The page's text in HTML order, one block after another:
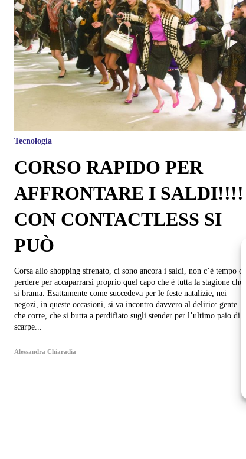
Tecnologia
CORSO RAPIDO PER
AFFRONTARE I SALDI!!!!
CON CONTACTLESS SI
PUÒ
Corsa allo shopping sfrenato, ci sono ancora i saldi, non c’è tempo da
perdere per accaparrarsi proprio quel capo che è tutta la stagione che
si brama. Esattamente come succedeva per le feste natalizie, nei
negozi, in queste occasioni, si va incontro davvero al delirio: gente
che corre, che si butta a perdifiato sugli stender per l’ultimo paio di
scarpe...
Alessandra Chiaradia